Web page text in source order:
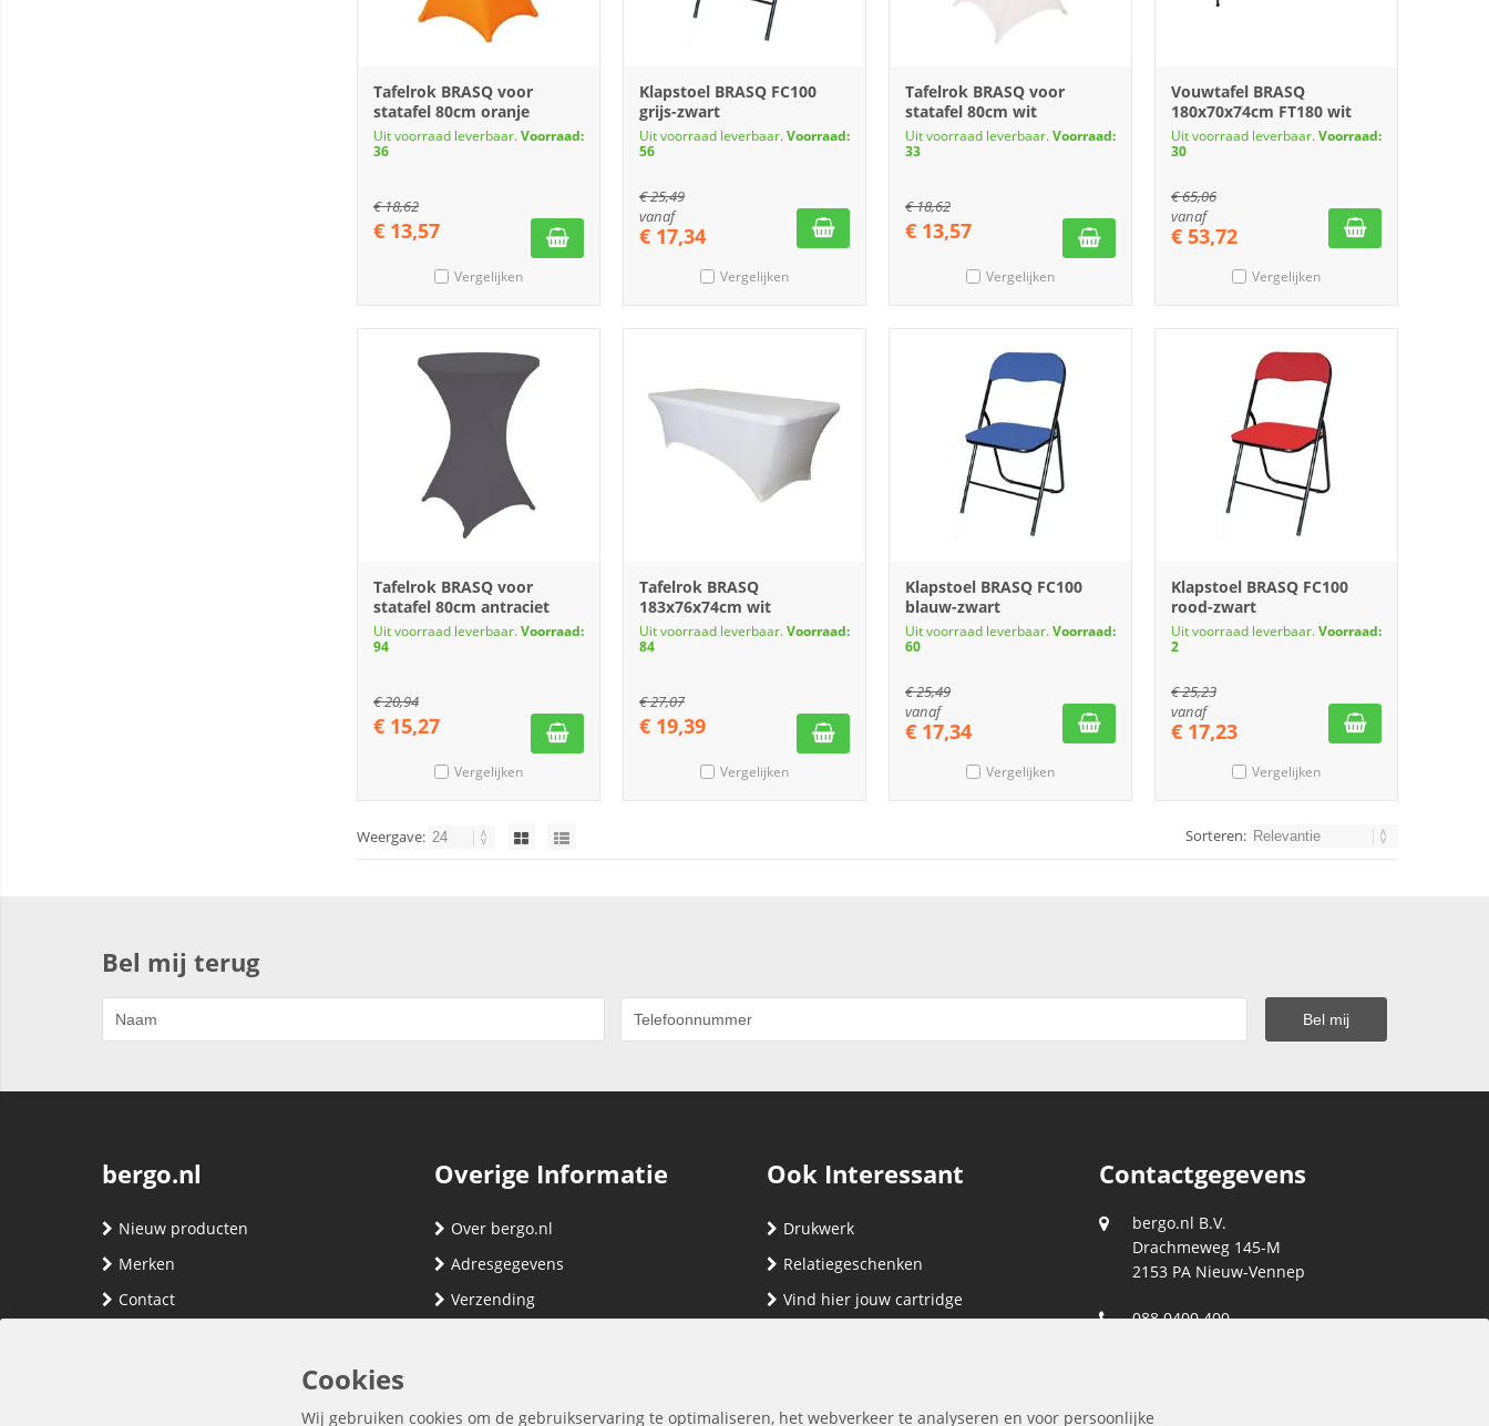
Tafelrok BRASQ voor
statafel 80cm oranje
Uit voorraad leverbaar.Voorraad:
36
€18,62
€ 13,57
Vergelijken
Klapstoel BRASQ FC100
grijs-zwart
Uit voorraad leverbaar.Voorraad:
56
€25,49
vanaf
€ 17,34
Vergelijken
Tafelrok BRASQ voor
statafel 80cm wit
Uit voorraad leverbaar.Voorraad:
33
€18,62
€ 13,57
Vergelijken
Vouwtafel BRASQ
180x70x74cm FT180 wit
Uit voorraad leverbaar.Voorraad:
30
€65,06
vanaf
€ 53,72
Vergelijken
Tafelrok BRASQ voor
statafel 80cm antraciet
Uit voorraad leverbaar.Voorraad:
94
€20,94
€ 15,27
Vergelijken
Tafelrok BRASQ
183x76x74cm wit
Uit voorraad leverbaar.Voorraad:
84
€27,07
€ 19,39
Vergelijken
Klapstoel BRASQ FC100
blauw-zwart
Uit voorraad leverbaar.Voorraad:
60
€25,49
vanaf
€ 17,34
Vergelijken
Klapstoel BRASQ FC100
rood-zwart
Uit voorraad leverbaar.Voorraad:
2
€25,23
vanaf
€ 17,23
Vergelijken
Weergave: Sorteren:
Bel mij terug
bergo.nl
Nieuw producten
Merken
Contact
Overige Informatie
Over bergo.nl
Adresgegevens
Verzending
Ook Interessant
Drukwerk
Relatiegeschenken
Vind hier jouw cartridge
Contactgegevens
bergo.nl B.V.
Drachmeweg 145-M
2153 PA Nieuw-Vennep
088 0400 400
Cookies
Wij gebruiken cookies om de gebruikservaring te optimaliseren, het webverkeer te analyseren en voor persoonlijke